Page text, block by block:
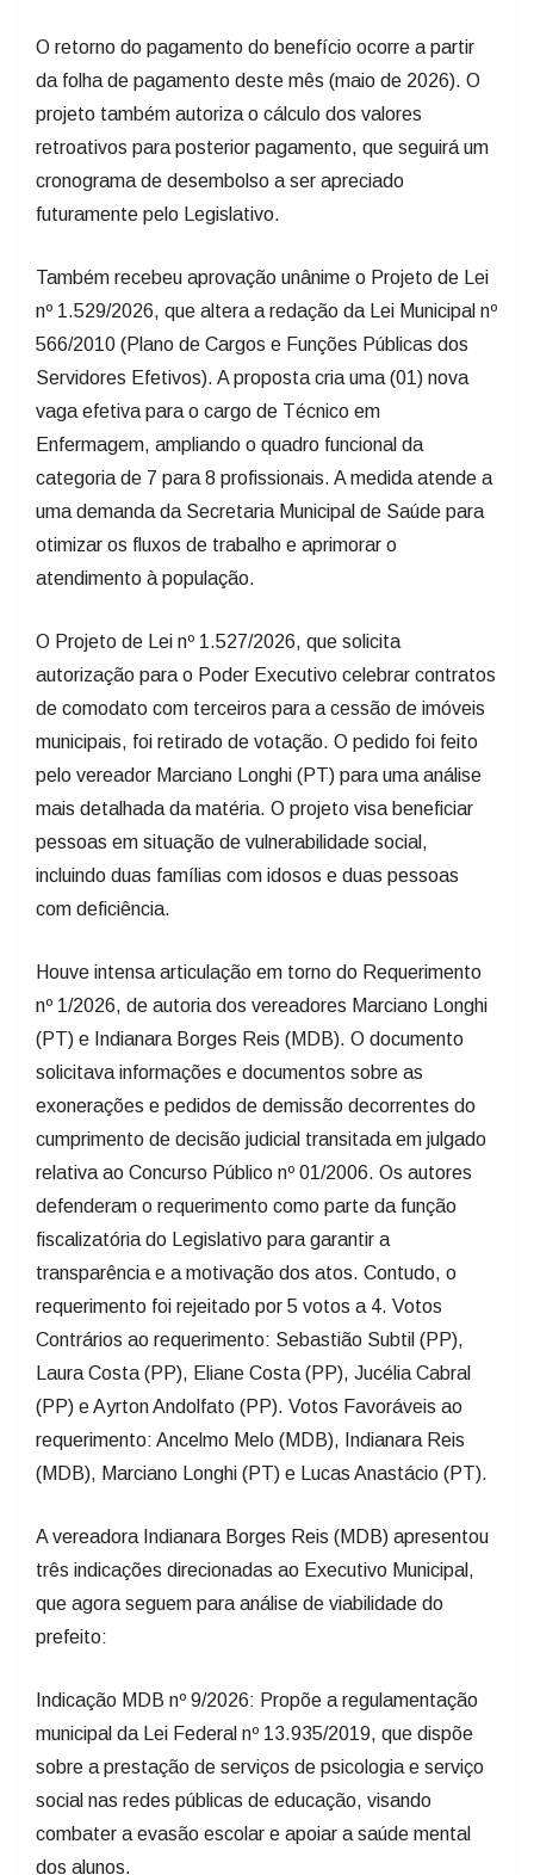
O retorno do pagamento do benefício ocorre a partir
da folha de pagamento deste mês (maio de 2026). O
projeto também autoriza o cálculo dos valores
retroativos para posterior pagamento, que seguirá um
cronograma de desembolso a ser apreciado
futuramente pelo Legislativo.
Também recebeu aprovação unânime o Projeto de Lei
nº 1.529/2026, que altera a redação da Lei Municipal nº
566/2010 (Plano de Cargos e Funções Públicas dos
Servidores Efetivos). A proposta cria uma (01) nova
vaga efetiva para o cargo de Técnico em
Enfermagem, ampliando o quadro funcional da
categoria de 7 para 8 profissionais. A medida atende a
uma demanda da Secretaria Municipal de Saúde para
otimizar os fluxos de trabalho e aprimorar o
atendimento à população.
O Projeto de Lei nº 1.527/2026, que solicita
autorização para o Poder Executivo celebrar contratos
de comodato com terceiros para a cessão de imóveis
municipais, foi retirado de votação. O pedido foi feito
pelo vereador Marciano Longhi (PT) para uma análise
mais detalhada da matéria. O projeto visa beneficiar
pessoas em situação de vulnerabilidade social,
incluindo duas famílias com idosos e duas pessoas
com deficiência.
Houve intensa articulação em torno do Requerimento
nº 1/2026, de autoria dos vereadores Marciano Longhi
(PT) e Indianara Borges Reis (MDB). O documento
solicitava informações e documentos sobre as
exonerações e pedidos de demissão decorrentes do
cumprimento de decisão judicial transitada em julgado
relativa ao Concurso Público nº 01/2006. Os autores
defenderam o requerimento como parte da função
fiscalizatória do Legislativo para garantir a
transparência e a motivação dos atos. Contudo, o
requerimento foi rejeitado por 5 votos a 4. Votos
Contrários ao requerimento: Sebastião Subtil (PP),
Laura Costa (PP), Eliane Costa (PP), Jucélia Cabral
(PP) e Ayrton Andolfato (PP). Votos Favoráveis ao
requerimento: Ancelmo Melo (MDB), Indianara Reis
(MDB), Marciano Longhi (PT) e Lucas Anastácio (PT).
A vereadora Indianara Borges Reis (MDB) apresentou
três indicações direcionadas ao Executivo Municipal,
que agora seguem para análise de viabilidade do
prefeito:
Indicação MDB nº 9/2026: Propõe a regulamentação
municipal da Lei Federal nº 13.935/2019, que dispõe
sobre a prestação de serviços de psicologia e serviço
social nas redes públicas de educação, visando
combater a evasão escolar e apoiar a saúde mental
dos alunos.